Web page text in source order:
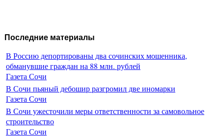
Последние материалы
В Россию депортированы два сочинских мошенника,
обманувшие граждан на 88 млн. рублей
Газета Сочи
В Сочи пьяный дебошир разгромил две иномарки
Газета Сочи
В Сочи ужесточили меры ответственности за самовольное
строительство
Газета Сочи